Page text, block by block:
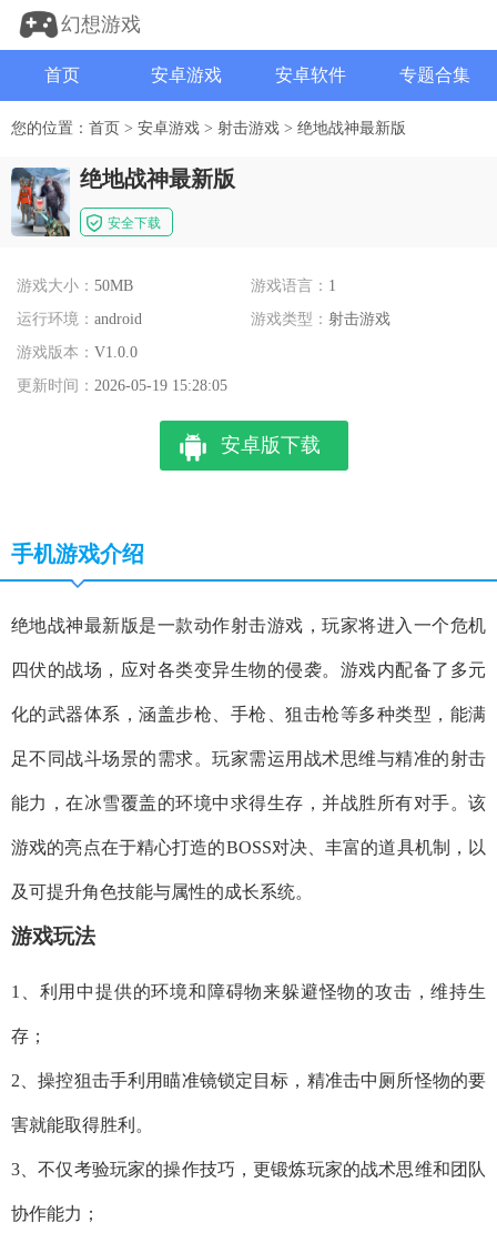
幻想游戏
首页 安卓游戏 安卓软件 专题合集
您的位置： 首页 > 安卓游戏 > 射击游戏 > 绝地战神最新版
绝地战神最新版
安全下载
游戏大小： 50MB 游戏语言： 1
运行环境： android 游戏类型：射击游戏
游戏版本： V1.0.0
更新时间： 2026-05-19 15:28:05
安卓版下载
手机游戏介绍
绝地战神最新版是一款动作射击游戏，玩家将进入一个危机
四伏的战场，应对各类变异生物的侵袭。游戏内配备了多元
化的武器体系，涵盖步枪、手枪、狙击枪等多种类型，能满
足不同战斗场景的需求。玩家需运用战术思维与精准的射击
能力，在冰雪覆盖的环境中求得生存，并战胜所有对手。该
游戏的亮点在于精心打造的BOSS对决、丰富的道具机制，以
及可提升角色技能与属性的成长系统。
游戏玩法
1、利用中提供的环境和障碍物来躲避怪物的攻击，维持生
存；
2、操控狙击手利用瞄准镜锁定目标，精准击中厕所怪物的要
害就能取得胜利。
3、不仅考验玩家的操作技巧，更锻炼玩家的战术思维和团队
协作能力；